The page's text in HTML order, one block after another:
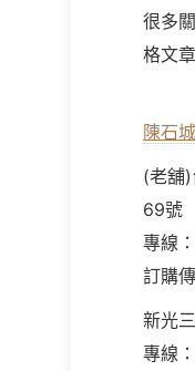
很多
格文
陳石
(老舖
69號
專線
訂購
新光
專線